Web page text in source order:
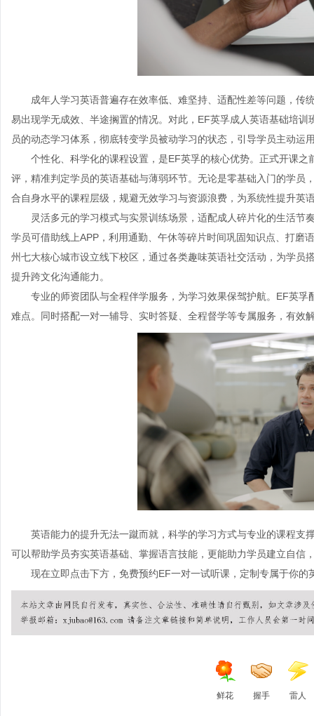
成年人学习英语普遍存在效率低、难坚持、适配性差等问题，
易出现学无成效、半途搁置的情况。对此， EF英孚成人英语基础培训
员的动态学习体系，彻底转变学员被动学习的状态，引导学员主动
个性化、科学化的课程设置，是EF英孚的核心优势。正式开课之
评，精准判定学员的英语基础与薄弱环节。无论是零基础入门的学员
合自身水平的课程层级，规避无效学习与资源浪费，为系统性提升英
灵活多元的学习模式与实景训练场景，适配成人碎片化的生活节
学员可借助线上APP，利用通勤、午休等碎片时间巩固知识点、打磨
州七大核心城市设立线下校区，通过各类趣味英语社交活动，为学员
提升跨文化沟通能力。
专业的师资团队与全程伴学服务，为学习效果保驾护航。 EF英孚
难点。同时搭配一对一辅导、实时答疑、全程督学等专属服务，有效
英语能力的提升无法一蹴而就，科学的学习方式与专业的课程支
可以帮助学员夯实英语基础、掌握语言技能，更能助力学员建立自信
现在立即点击下方，免费预约EF一对一试听课，定制专属于你的
鲜花 握手 雷人